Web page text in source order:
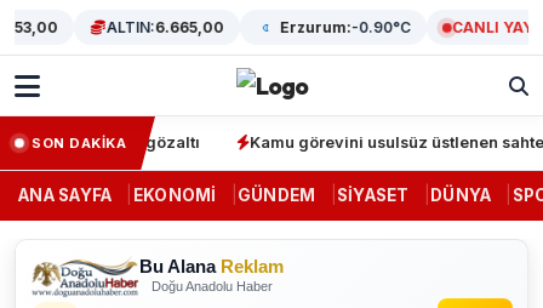
ALTIN:6.665,00 Erzurum:-0.90°C CANLI YAYIN
SON DAKİKA
64 gözaltı Kamu görevini usulsüz üstlenen sahte
ANA SAYFA EKONOMI GÜNDEM SIYASET DÜNYA
Bu Alana Reklam
Doğu Anadolu Haber